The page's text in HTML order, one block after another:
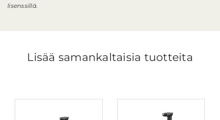
lisenssillä.
Lisää samankaltaisia tuotteita